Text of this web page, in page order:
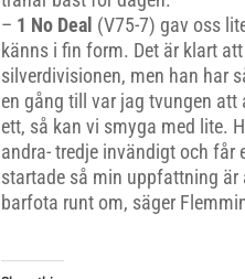
– 1 No Deal (V75-7) gav oss
känns i fin form. Det är klart
silverdivisionen, men han har
en gång till var jag tvungen
ett, så kan vi smyga med lite.
andra- tredje invändigt och får
startade så min uppfattning
barfota runt om, säger